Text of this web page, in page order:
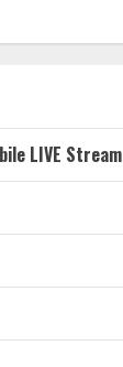
LIVE Stream